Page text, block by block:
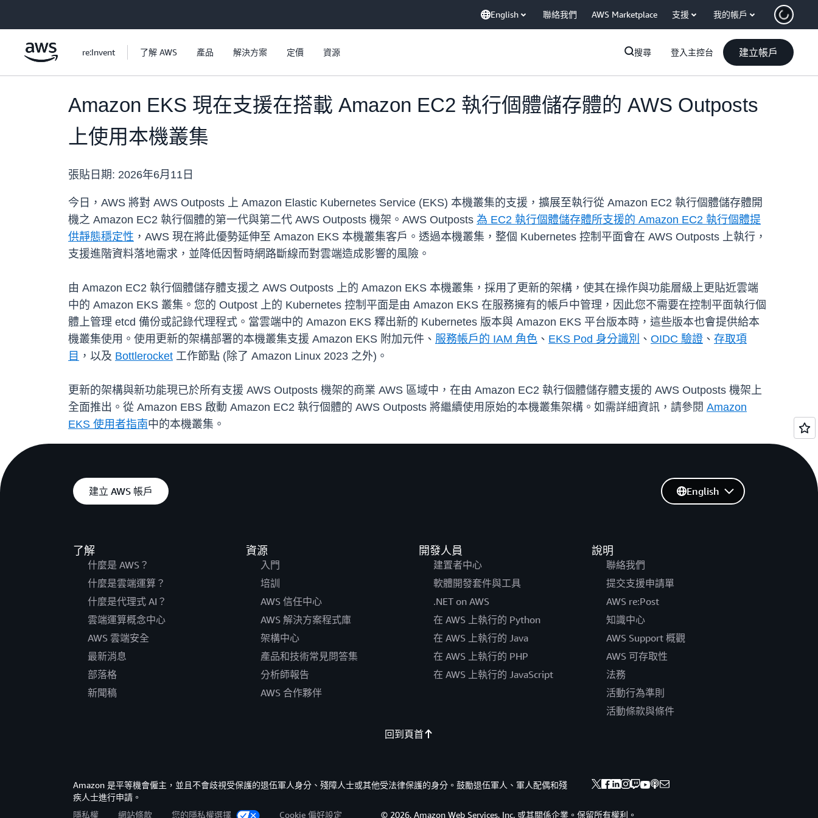
English 聯絡我們 AWS Marketplace 支援 我的帳戶
re:Invent 了解 AWS 產品 解決方案 定價 資源 搜尋 登入主控台 建立帳戶
Amazon EKS 現在支援在搭載 Amazon EC2 執行個體儲存體的 AWS Outposts
上使用本機叢集
張貼日期: 2026年6月11日
今日，AWS 將對 AWS Outposts 上 Amazon Elastic Kubernetes Service (EKS) 本機叢集的支援，擴展至執行從 Amazon EC2 執行個體儲存體開
機之 Amazon EC2 執行個體的第一代與第二代 AWS Outposts 機架。AWS Outposts 為 EC2 執行個體儲存體所支援的 Amazon EC2 執行個體提
供靜態穩定性 ，AWS 現在將此優勢延伸至 Amazon EKS 本機叢集客戶。透過本機叢集，整個 Kubernetes 控制平面會在 AWS Outposts 上執行，
支援進階資料落地需求，並降低因暫時網路斷線而對雲端造成影響的風險。
由 Amazon EC2 執行個體儲存體支援之 AWS Outposts 上的 Amazon EKS 本機叢集，採用了更新的架構，使其在操作與功能層級上更貼近雲端
中的 Amazon EKS 叢集。您的 Outpost 上的 Kubernetes 控制平面是由 Amazon EKS 在服務擁有的帳戶中管理，因此您不需要在控制平面執行個
體上管理 etcd 備份或記錄代理程式。當雲端中的 Amazon EKS 釋出新的 Kubernetes 版本與 Amazon EKS 平台版本時，這些版本也會提供給本
機叢集使用。使用更新的架構部署的本機叢集支援 Amazon EKS 附加元件、 服務帳戶的 IAM 角色 、 EKS Pod 身分識別 、 OIDC 驗證 、 存取項
目 ，以及 Bottlerocket 工作節點 (除了 Amazon Linux 2023 之外)。
更新的架構與新功能現已於所有支援 AWS Outposts 機架的商業 AWS 區域中，在由 Amazon EC2 執行個體儲存體支援的 AWS Outposts 機架上
全面推出。從 Amazon EBS 啟動 Amazon EC2 執行個體的 AWS Outposts 將繼續使用原始的本機叢集架構。如需詳細資訊，請參閱 Amazon
EKS 使用者指南中的本機叢集。
建立 AWS 帳戶
了解
什麼是 AWS？
什麼是雲端運算？
什麼是代理式 AI？
雲端運算概念中心
AWS 雲端安全
最新消息
部落格
新聞稿
資源
入門
培訓
AWS 信任中心
AWS 解決方案程式庫
架構中心
產品和技術常見問答集
分析師報告
AWS 合作夥伴
開發人員
建置者中心
軟體開發套件與工具
.NET on AWS
在 AWS 上執行的 Python
在 AWS 上執行的 Java
在 AWS 上執行的 PHP
在 AWS 上執行的 JavaScript
說明
聯絡我們
提交支援申請單
AWS re:Post
知識中心
AWS Support 概觀
AWS 可存取性
法務
活動行為準則
活動條款與條件
English
回到頁首
Amazon 是平等機會僱主，並且不會歧視受保護的退伍軍人身分、殘障人士或其他受法律保護的身分。鼓勵退伍軍人、軍人配偶和殘
疾人士進行申請。
隱私權
網站條款 您的隱私權選擇 Cookie 偏好設定 © 2026, Amazon Web Services, Inc. 或其關係企業。保留所有權利。